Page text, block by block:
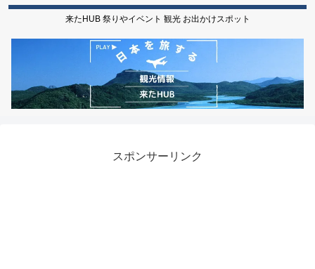
来たHUB 祭りやイベント 観光 お出かけスポット
スポンサーリンク